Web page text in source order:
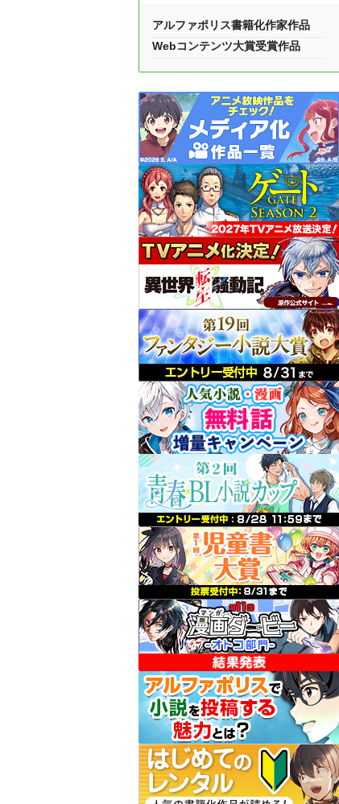
アルファポリス書籍化作家作品
Webコンテンツ大賞受賞作品